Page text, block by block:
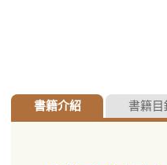
書籍介紹 書籍目